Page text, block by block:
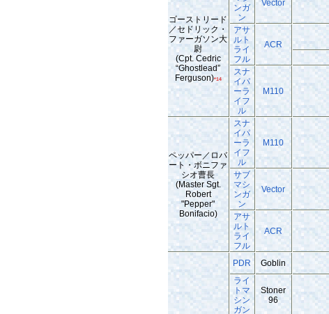
ゴーストリード
／セドリック・
ファーガソン大
尉
(Cpt. Cedric
“Ghostlead”
Ferguson)*14
ンガ
ン
Vector
アサ
ルト
ライ
フル
ACR
スナ
イパ
ーラ
イフ
ル
M110
ペッパー／ロバ
ート・ボニファ
シオ曹長
(Master Sgt.
Robert
"Pepper"
Bonifacio)
スナ
イパ
ーラ
イフ
ル
M110
サブ
マシ
ンガ
ン
Vector
アサ
ルト
ライ
フル
ACR
PDR Goblin
ライ
トマ
シン
ガン
Stoner
96